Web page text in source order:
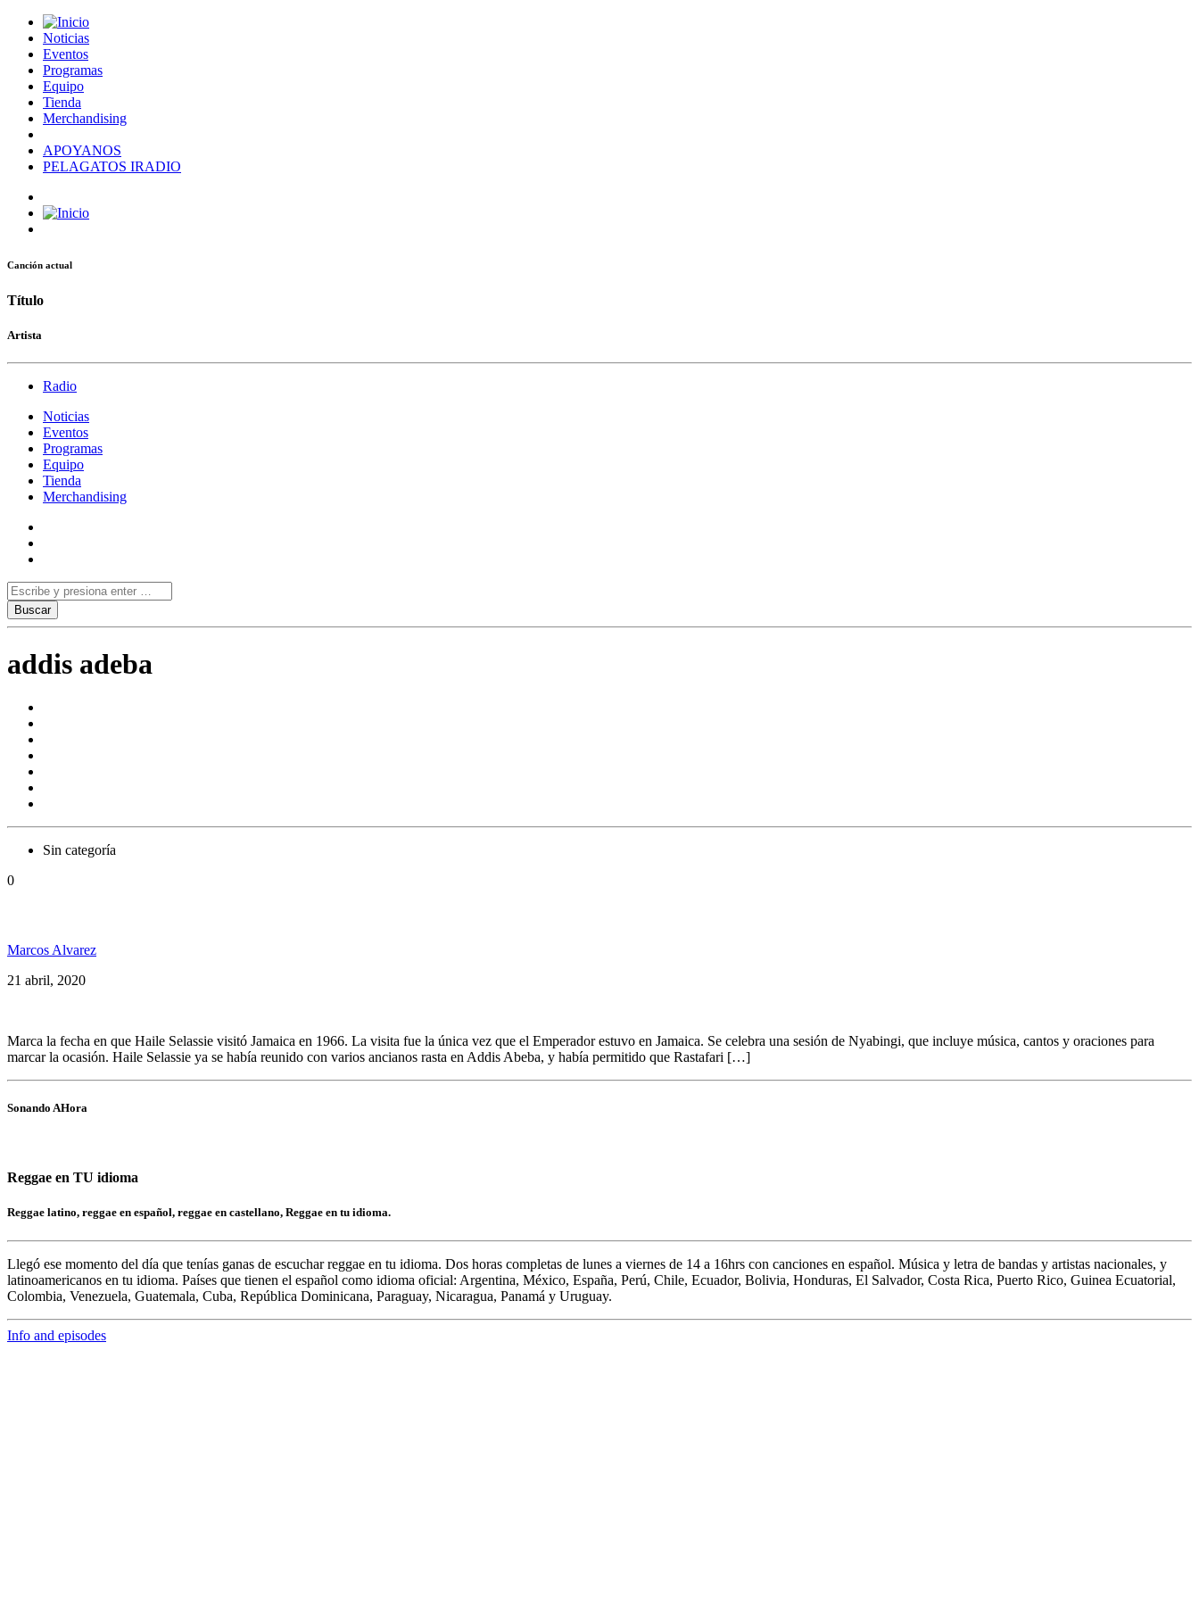
Noticias
Eventos
Programas
Equipo
Tienda
Merchandising
APOYANOS
PELAGATOS IRADIO
Canción actual
Título
Artista
Radio
Noticias
Eventos
Programas
Equipo
Tienda
Merchandising
addis adeba
Sin categoría
0
Marcos Alvarez
21 abril, 2020
Marca la fecha en que Haile Selassie visitó Jamaica en 1966. La visita fue la única vez que el Emperador estuvo en Jamaica. Se celebra una sesión de Nyabingi, que incluye música, cantos y oraciones para
marcar la ocasión. Haile Selassie ya se había reunido con varios ancianos rasta en Addis Abeba, y había permitido que Rastafari […]
Sonando AHora
Reggae en TU idioma
Reggae latino, reggae en español, reggae en castellano, Reggae en tu idioma.
Llegó ese momento del día que tenías ganas de escucharreggae en tu idioma. Dos horas completas de lunes a viernes de 14 a 16hrs con canciones en español. Música y letra de bandas y artistas nacionales, y
latinoamericanos en tu idioma. Países que tienen el español como idioma oficial: Argentina, México, España, Perú, Chile, Ecuador, Bolivia, Honduras, El Salvador, Costa Rica, Puerto Rico, Guinea Ecuatorial,
Colombia, Venezuela, Guatemala, Cuba, República Dominicana, Paraguay, Nicaragua, Panamá y Uruguay.
Info and episodes